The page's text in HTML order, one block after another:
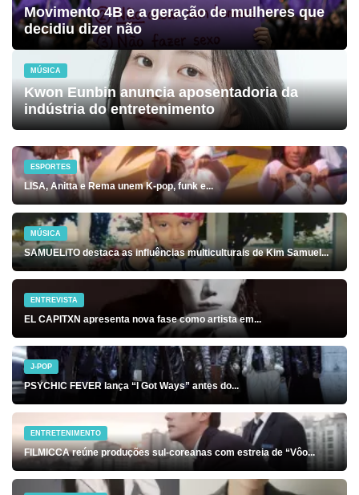
Movimento 4B e a geração de mulheres que
decidiu dizer não
MÚSICA
Kwon Eunbin anuncia aposentadoria da
indústria do entretenimento
ESPORTES
LISA, Anitta e Rema unem K-pop, funk e...
MÚSICA
SAMUELiTO destaca as influências multiculturais de Kim Samuel...
ENTREVISTA
EL CAPITXN apresenta nova fase como artista em...
J-POP
PSYCHIC FEVER lança “I Got Ways” antes do...
ENTRETENIMENTO
FILMICCA reúne produções sul-coreanas com estreia de “Vôo...